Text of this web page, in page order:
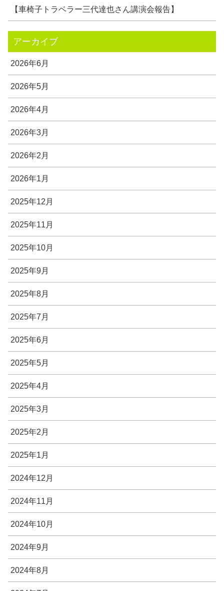
【車椅子トラベラー三代達也さん講演会報告】
アーカイブ
2026年6月
2026年5月
2026年4月
2026年3月
2026年2月
2026年1月
2025年12月
2025年11月
2025年10月
2025年9月
2025年8月
2025年7月
2025年6月
2025年5月
2025年4月
2025年3月
2025年2月
2025年1月
2024年12月
2024年11月
2024年10月
2024年9月
2024年8月